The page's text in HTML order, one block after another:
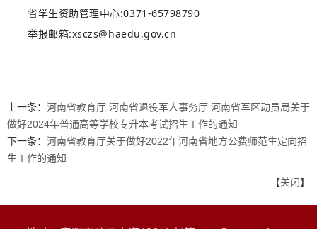
省学生资助管理中心:0371-65798790
举报邮箱:xsczs@haedu.gov.cn
上一条： 河南省教育厅 河南省退役军人事务厅 河南省军区动员局关于
做好2024年普通高等学校专升本考试招生工作的通知
下一条： 河南省教育厅关于做好2022年河南省地方公费师范生定向招
生工作的通知
【关闭】